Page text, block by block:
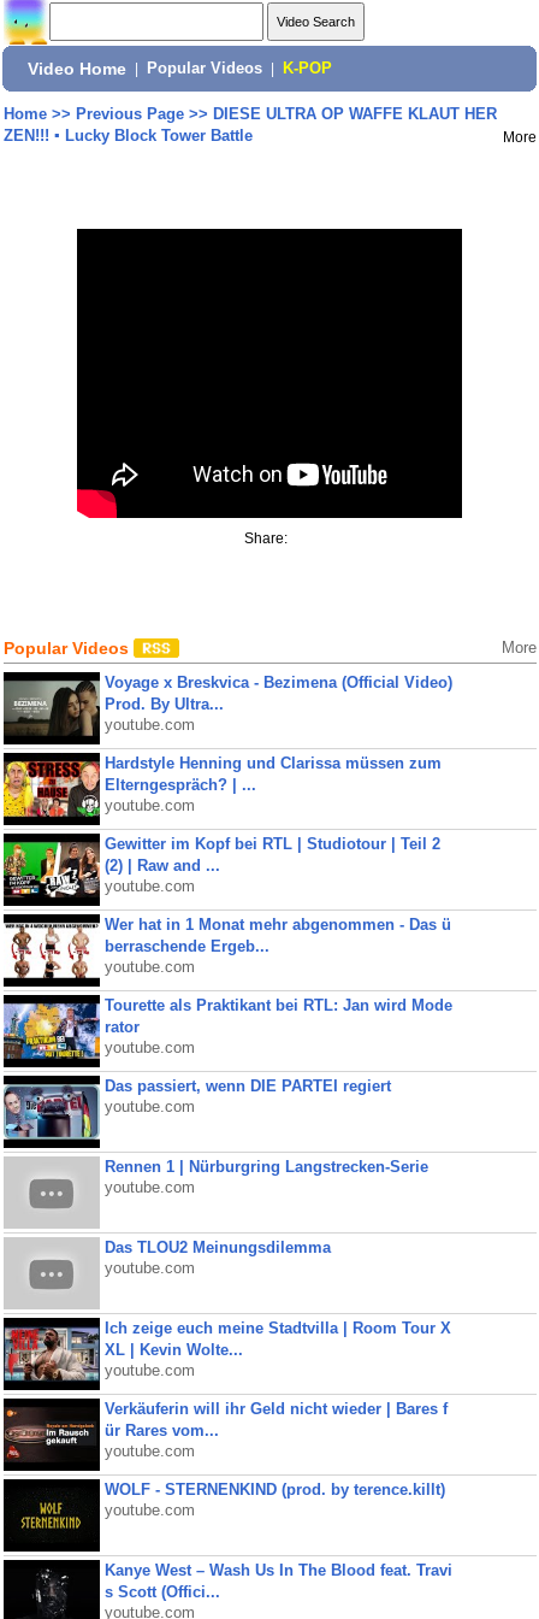
Video Home Popular Videos K-POP
Home>> Previous Page>> DIESE ULTRA OP WAFFE KLAUT HER
ZEN!!! ▪ Lucky Block Tower Battle
More
Share:
Popular Videos More
Voyage x Breskvica - Bezimena (Official Video)
Prod. By Ultra...
youtube.com
Hardstyle Henning und Clarissa müssen zum
Elterngespräch? | ...
youtube.com
Gewitter im Kopf bei RTL | Studiotour | Teil 2
(2) | Raw and ...
youtube.com
Wer hat in 1 Monat mehr abgenommen - Das ü
berraschende Ergeb...
youtube.com
Tourette als Praktikant bei RTL: Jan wird Mode
rator
youtube.com
Das passiert, wenn DIE PARTEI regiert
youtube.com
Rennen 1 | Nürburgring Langstrecken-Serie
youtube.com
Das TLOU2 Meinungsdilemma
youtube.com
Ich zeige euch meine Stadtvilla | Room Tour X
XL | Kevin Wolte...
youtube.com
Verkäuferin will ihr Geld nicht wieder | Bares f
ür Rares vom...
youtube.com
WOLF - STERNENKIND (prod. by terence.killt)
youtube.com
Kanye West – Wash Us In The Blood feat. Travi
s Scott (Offici...
youtube.com